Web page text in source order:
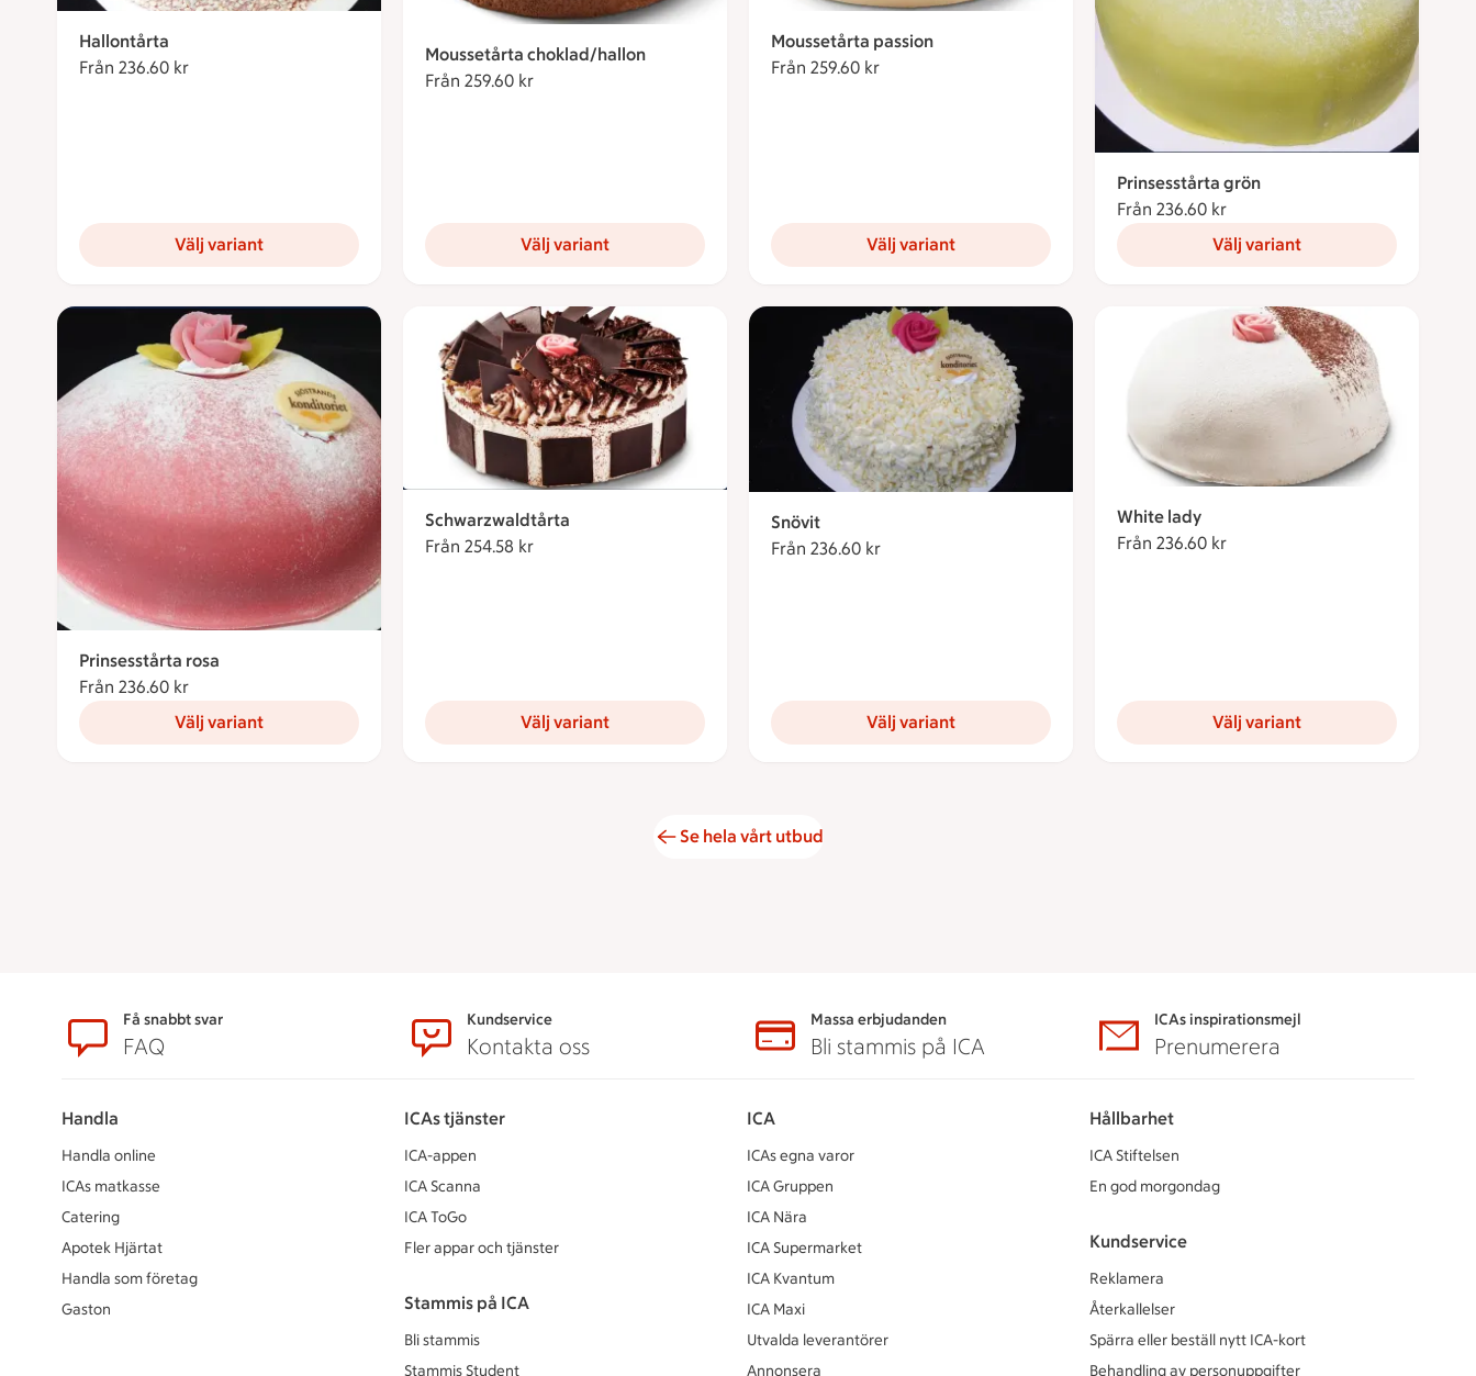
Hallontårta
Från 236.60 kr
Välj variant
Moussetårta choklad/hallon
Från 259.60 kr
Välj variant
Moussetårta passion
Från 259.60 kr
Välj variant
Prinsesstårta grön
Från 236.60 kr
Välj variant
Prinsesstårta rosa
Från 236.60 kr
Välj variant
Schwarzwaldtårta
Från 254.58 kr
Välj variant
Snövit
Från 236.60 kr
Välj variant
White lady
Från 236.60 kr
Välj variant
Se hela vårt utbud
SidfotFå snabbt svar
FAQ
Kundservice
Kontakta oss
Massa erbjudanden
Bli stammis på ICA
ICAs inspirationsmejl
Prenumerera
Handla
Handla online
ICAs matkasse
Catering
Apotek Hjärtat
Handla som företag
Gaston
ICAs tjänster
ICA-appen
ICA Scanna
ICA ToGo
Fler appar och tjänster
Stammis på ICA
Bli stammis
Stammis Student
ICA
ICAs egna varor
ICA Gruppen
ICA Nära
ICA Supermarket
ICA Kvantum
ICA Maxi
Utvalda leverantörer
Annonsera
Hållbarhet
ICA Stiftelsen
En god morgondag
Kundservice
Reklamera
Återkallelser
Spärra eller beställ nytt ICA-kort
Behandling av personuppgifter